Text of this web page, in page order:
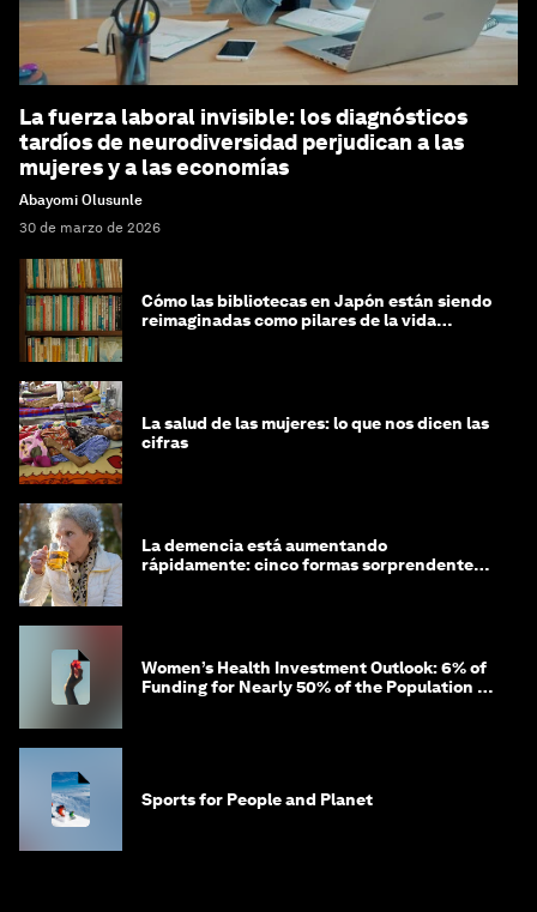
La fuerza laboral invisible: los diagnósticos
tardíos de neurodiversidad perjudican a las
mujeres y a las economías
Abayomi Olusunle
30 de marzo de 2026
Cómo las bibliotecas en Japón están siendo
reimaginadas como pilares de la vida
La salud de las mujeres: lo que nos dicen las
cifras
La demencia está aumentando
rápidamente: cinco formas sorprendentes
Women’s Health Investment Outlook: 6% of
Funding for Nearly 50% of the Population –
Sports for People and Planet